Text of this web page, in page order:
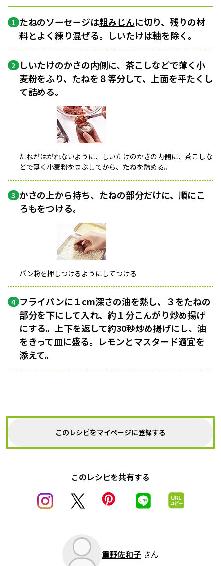
1 たねのソーセージは粗みじんに切り、残りの材
料とよく練り混ぜる。しいたけは軸を除く。
2 しいたけのかさの内側に、茶こしなどで薄く小
麦粉をふり、たねを８等分して、上面を平たくし
て詰める。
たねがはがれないように、しいたけのかさの内側に、茶こしな
どで薄く小麦粉をまぶしてから、たねを詰める。
3 かさの上から持ち、たねの部分だけに、順にこ
ろもをつける。
パン粉を押しつけるようにしてつける
4 フライパンに１cm深さの油を熱し、３をたねの
部分を下にして入れ、約１分こんがり炒め揚げ
にする。上下を返して約30秒炒め揚げにし、油
をきって皿に盛る。レモンとマスタード適宜を
添えて。
このレシピをマイページに登録する
このレシピを共有する
重野佐和子 さん